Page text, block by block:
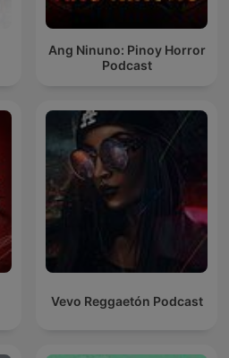
Ang Ninuno: Pinoy Horror
Podcast
Vevo Reggaetón Podcast